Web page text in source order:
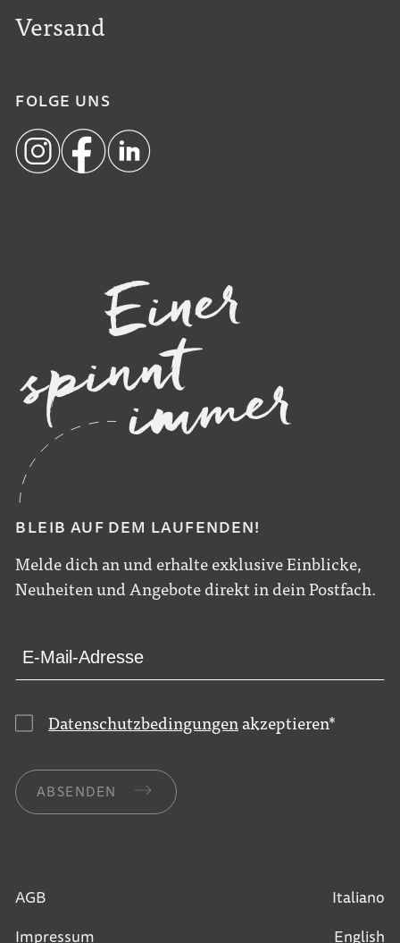
BLEIB AUF DEM LAUFENDEN!
Melde dich an und erhalte exklusive Einblicke,
Neuheiten und Angebote direkt in dein Postfach.
Datenschutzbedingungen akzeptieren*
ABSENDEN
Versand
FOLGE UNS
AGB
Impressum
Italiano
English